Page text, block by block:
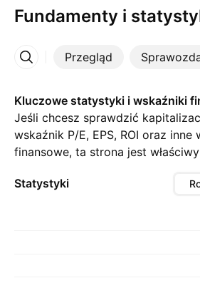
Fundamenty i
Przegląd
Więcej
Kluczowe statystyki i wskaźniki
Jeśli chcesz sprawdzić
wskaźnik P/E, EPS, ROI oraz inne
finansowe, ta strona jest
Statystyki